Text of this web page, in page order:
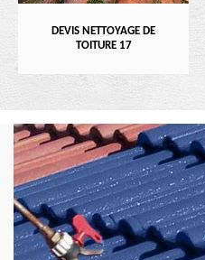
DEVIS NETTOYAGE DE
TOITURE 17